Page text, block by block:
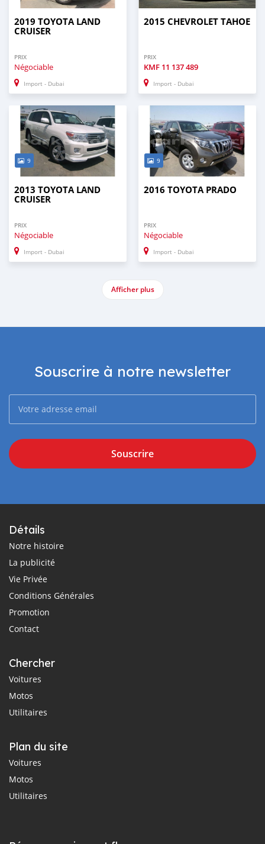
2019 TOYOTA LAND
CRUISER
PRIX
Négociable
Import - Dubai
2015 CHEVROLET TAHOE
PRIX
KMF 11 137 489
Import - Dubai
9
2013 TOYOTA LAND
CRUISER
PRIX
Négociable
Import - Dubai
9
2016 TOYOTA PRADO
PRIX
Négociable
Import - Dubai
Afficher plus
Souscrire à notre newsletter
Souscrire
Détails
Notre histoire
La publicité
Vie Privée
Conditions Générales
Promotion
Contact
Chercher
Voitures
Motos
Utilitaires
Plan du site
Voitures
Motos
Utilitaires